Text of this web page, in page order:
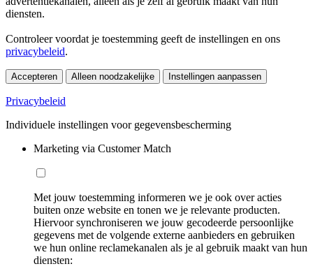
diensten.
Controleer voordat je toestemming geeft de instellingen en ons
privacybeleid.
Accepteren Alleen noodzakelijke Instellingen aanpassen
Privacybeleid
Individuele instellingen voor gegevensbescherming
Marketing via Customer Match
Met jouw toestemming informeren we je ook over acties
buiten onze website en tonen we je relevante producten.
Hiervoor synchroniseren we jouw gecodeerde persoonlijke
gegevens met de volgende externe aanbieders en gebruiken
we hun online reclamekanalen als je al gebruik maakt van hun
diensten: